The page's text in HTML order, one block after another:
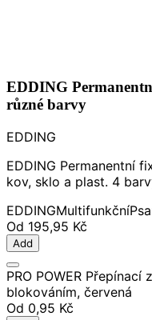
EDDING
různé barvy
EDDING
EDDING Permanentní
kov, sklo a plast. 4
EDDINGMultifunkční
Od 195,95 Kč
Add
PRO POWER Přepínací
blokováním, červená
Od 0,95 Kč